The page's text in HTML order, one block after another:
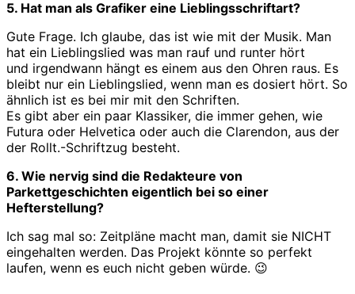
5. Hat man als Grafiker eine Lieblingsschriftart?
Gute Frage. Ich glaube, das ist wie mit der Musik. Man
hat ein Lieblingslied was man rauf und runter hört
und irgendwann hängt es einem aus den Ohren raus. Es
bleibt nur ein Lieblingslied, wenn man es dosiert hört. So
ähnlich ist es bei mir mit den Schriften.
Es gibt aber ein paar Klassiker, die immer gehen, wie
Futura oder Helvetica oder auch die Clarendon, aus der
der Rollt.-Schriftzug besteht.
6. Wie nervig sind die Redakteure von
Parkettgeschichten eigentlich bei so einer
Hefterstellung?
Ich sag mal so: Zeitpläne macht man, damit sie NICHT
eingehalten werden. Das Projekt könnte so perfekt
laufen, wenn es euch nicht geben würde. 😉